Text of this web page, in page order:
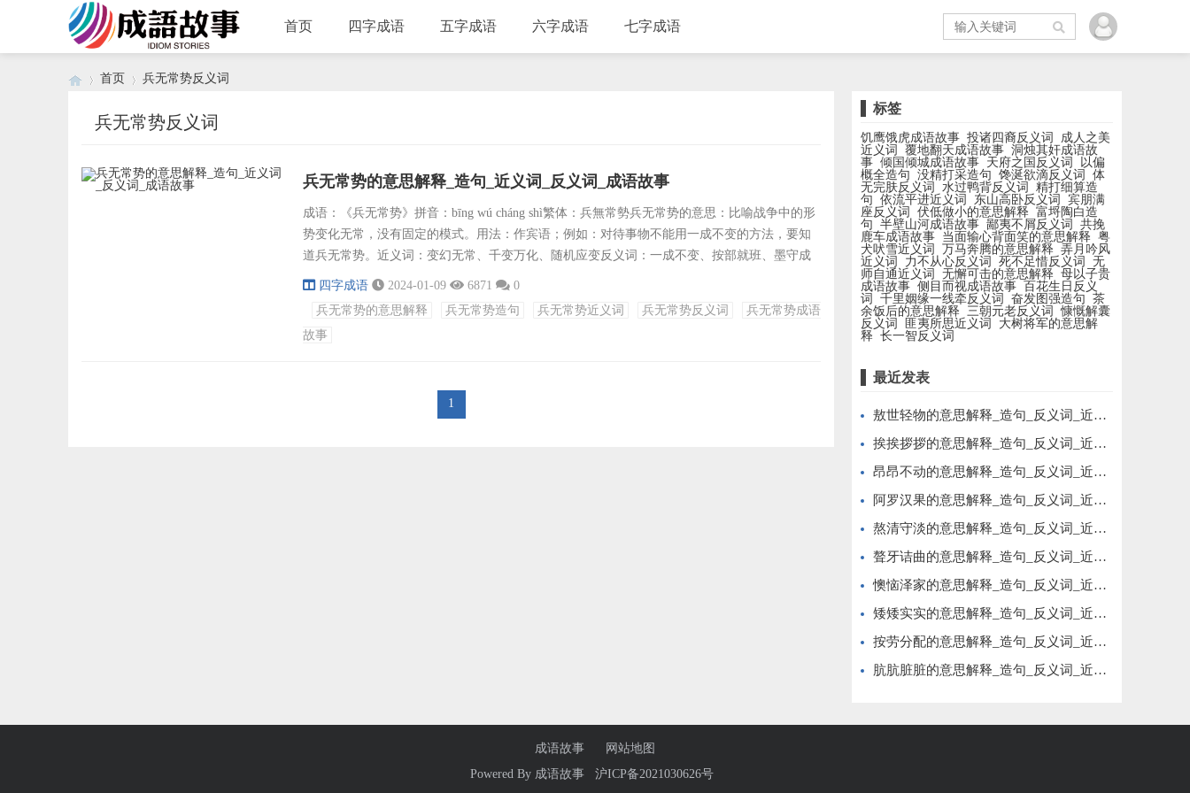
首页 四字成语 五字成语 六字成语 七字成语
首页 兵无常势反义词
兵无常势反义词
兵无常势的意思解释_造句_近义词_反义词_成语故事
成语：《兵无常势》拼音：bīng wú cháng shì繁体：兵無常勢兵无常势的意思：比喻战争中的形
势变化无常，没有固定的模式。用法：作宾语；例如：对待事物不能用一成不变的方法，要知
道兵无常势。近义词：变幻无常、千变万化、随机应变反义词：一成不变、按部就班、墨守成
规成语接龙：势如破竹、竹报平安、安步当车、车载斗量、量体裁衣、衣锦还乡、乡村四月、
所不辞、辞不达意、意气风发、发人深省、省吃俭用出处：《孙子兵法·虚实篇》：“故兵无常
势，水...
四字成语 2024-01-09 6871
0
兵无常势的意思解释
兵无常势造句 兵无常势近义词 兵无常势反义词
兵无常势成语
故事
1
标签
饥鹰饿虎成语故事 投诸四裔反义词
成人之美
近义词
覆地翻天成语故事 洞烛其奸成语故
事 倾国倾城成语故事 天府之国反义词
以偏
概全造句 没精打采造句 馋涎欲滴反义词
体
无完肤反义词
水过鸭背反义词
精打细算造
句 依流平进近义词 东山高卧反义词
宾朋满
座反义词
伏低做小的意思解释 富埒陶白造
句 半壁山河成语故事 鄙夷不屑反义词
共挽
鹿车成语故事 当面输心背面笑的意思解释 粤
犬吠雪近义词
万马奔腾的意思解释 弄月吟风
近义词
力不从心反义词 死不足惜反义词
无
师自通近义词
无懈可击的意思解释 母以子贵
成语故事 侧目而视成语故事 百花生日反义
词
千里姻缘一线牵反义词 奋发图强造句 茶
余饭后的意思解释 三朝元老反义词
慷慨解囊
反义词
匪夷所思近义词
大树将军的意思解
释 长一智反义词
最近发表
敖世轻物的意思解释_造句_反义词_近义词_成语故事
挨挨拶拶的意思解释_造句_反义词_近义词_成语故事
昂昂不动的意思解释_造句_反义词_近义词_成语故事
阿罗汉果的意思解释_造句_反义词_近义词_成语故事
熬清守淡的意思解释_造句_反义词_近义词_成语故事
聱牙诘曲的意思解释_造句_反义词_近义词_成语故事
懊恼泽家的意思解释_造句_反义词_近义词_成语故事
矮矮实实的意思解释_造句_反义词_近义词_成语故事
按劳分配的意思解释_造句_反义词_近义词_成语故事
肮肮脏脏的意思解释_造句_反义词_近义词_成语故事
成语故事
网站地图
Powered By 成语故事 沪ICP备2021030626号